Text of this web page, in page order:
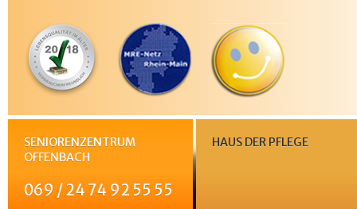
SENIORENZENTRUM
OFFENBACH
069 / 24 74 92 55 55
HAUS DER PFLEGE